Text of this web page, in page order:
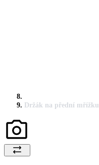
Držák na přední mřížku